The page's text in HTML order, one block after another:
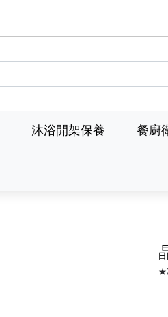
沐浴開架保養 餐廚
★